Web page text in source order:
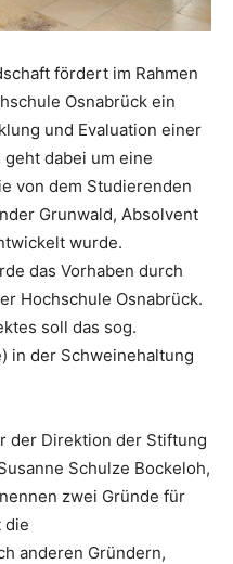
fördert im Rahmen
Osnabrück ein
und Evaluation einer
dabei um eine
von dem Studierenden
Grunwald, Absolvent
wurde.
das Vorhaben durch
Hochschule Osnabrück.
soll das sog.
in der Schweinehaltung
der Direktion der Stiftung
Schulze Bockeloh,
zwei Gründe für
die
anderen Gründern,